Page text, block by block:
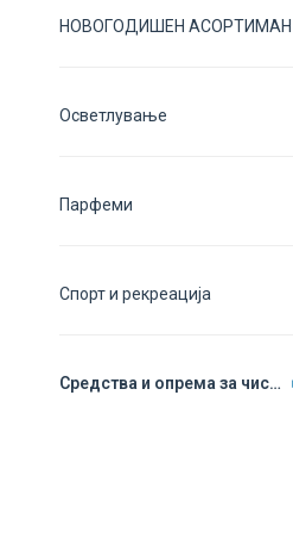
НОВОГОДИШЕН АСОРТИМАН
Осветлување
Парфеми
Спорт и рекреација
Средства и опрема за чистење